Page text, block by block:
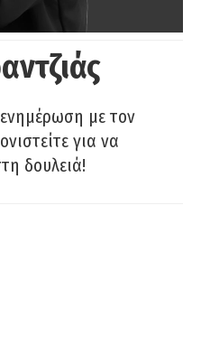
με τον
για να
δουλειά!